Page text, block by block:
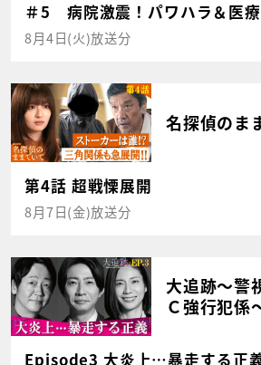
＃5 病院激震！パワハラ＆医
8月4日(火)放送分
名探偵のま
第4話 超戦慄展開
8月7日(金)放送分
大追跡～警
Ｃ強行犯係
Episode3 大炎上…暴走する正